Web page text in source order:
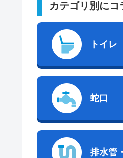
カテゴリ別にコ
トイレ
蛇口
排水管